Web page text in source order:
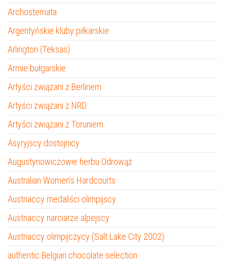
Archostemata
Argentyńskie kluby piłkarskie
Arlington (Teksas)
Armie bułgarskie
Artyści związani z Berlinem
Artyści związani z NRD
Artyści związani z Toruniem
Asyryjscy dostojnicy
Augustynowiczowie herbu Odrowąż
Australian Women’s Hardcourts
Austriaccy medaliści olimpijscy
Austriaccy narciarze alpejscy
Austriaccy olimpijczycy (Salt Lake City 2002)
authentic Belgian chocolate selection